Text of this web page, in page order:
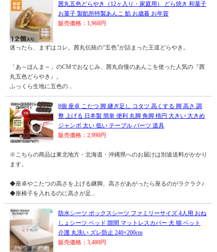
茜丸五色どらやき（12ヶ入り・家庭用） どら焼き 和菓子
お菓子 製餡所特製あんこ 餡 お歳暮 お年賀
販売価格：1,968円
迷ったら、まずはコレ。茜丸伝統の“五色”が詰まった王道どらやき。
「あ～ほんま～」のCMでおなじみ、茜丸自慢のあんこを使った人気の『茜
丸五色どらやき』。
ふっくら生地に五色の...
8個 座卓 こたつ 脚 継ぎ足し コタツ 高くする 脚 高さ 調
整 上げる 日本製 簡単 便利 丸脚 角脚 楕円 大きい 大きめ
ジャンボ 太い 低い テーブル パーツ 道具
販売価格：2,990円
※こちらの商品は東北地方・北海道・沖縄県へのお届けは別途送料がかかり
ます。
◆座卓やこたつの高さを上げる継脚。高さがあがったら座るのがラクラク♪
◆座椅子を入れるのに高さが足...
防水シーツ ボックスシーツ ファミリーサイズ 4人用 おね
しょシーツ ベッド 隙間 マットレスカバー 犬 猫 ペット
介護 丸洗い ズレ防止 240×200cm
販売価格：3,480円